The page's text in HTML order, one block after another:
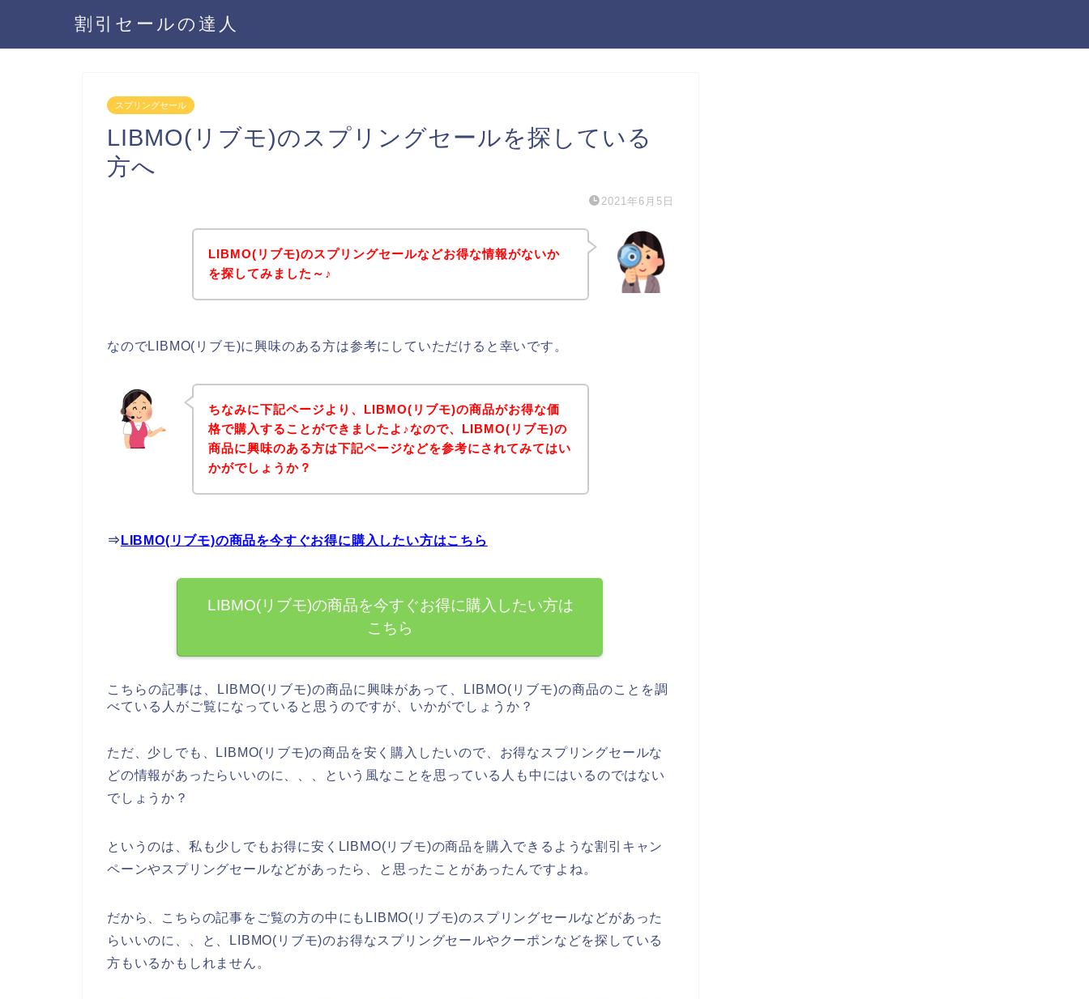
割引セールの達人
スプリングセール
LIBMO(リブモ)のスプリングセールを探している
方へ
2021年6月5日
LIBMO(リブモ)のスプリングセールなどお得な情報がないか
を探してみました～♪
なのでLIBMO(リブモ)に興味のある方は参考にしていただけると幸いです。
ちなみに下記ページより、LIBMO(リブモ)の商品がお得な価
格で購入することができましたよ♪なので、LIBMO(リブモ)の
商品に興味のある方は下記ページなどを参考にされてみてはい
かがでしょうか？
⇒ LIBMO(リブモ)の商品を今すぐお得に購入したい方はこちら
LIBMO(リブモ)の商品を今すぐお得に購入したい方は
こちら
こちらの記事は、LIBMO(リブモ)の商品に興味があって、LIBMO(リブモ)の商品のことを調
べている人がご覧になっていると思うのですが、いかがでしょうか？
ただ、少しでも、LIBMO(リブモ)の商品を安く購入したいので、お得なスプリングセールな
どの情報があったらいいのに、、、という風なことを思っている人も中にはいるのではない
でしょうか？
というのは、私も少しでもお得に安くLIBMO(リブモ)の商品を購入できるような割引キャン
ペーンやスプリングセールなどがあったら、と思ったことがあったんですよね。
だから、こちらの記事をご覧の方の中にもLIBMO(リブモ)のスプリングセールなどがあった
らいいのに、、と、LIBMO(リブモ)のお得なスプリングセールやクーポンなどを探している
方もいるかもしれません。